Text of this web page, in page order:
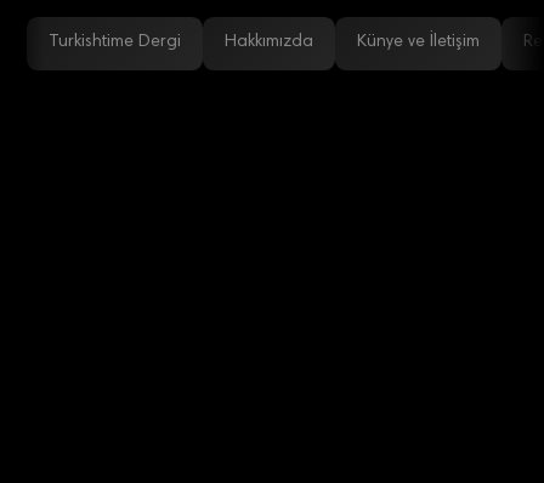
Turkishtime Dergi Hakkımızda Künye ve İletişim